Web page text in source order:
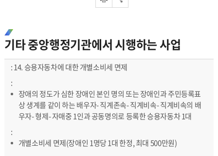
기타 중앙행정기관에서 시행하는 사업
14. 승용자동차에 대한 개별소비세 면제
장애의 정도가 심한 장애인 본인 명의 또는 장애인과 주민등록표
상 생계를 같이 하는 배우자- 직계존속- 직계비속- 직계비속의 배
우자- 형제- 자매중 1인과 공동명의로 등록한 승용자동차 1대
개별소비세 면제(장애인 1명당 1대 한정, 최대 500만원)